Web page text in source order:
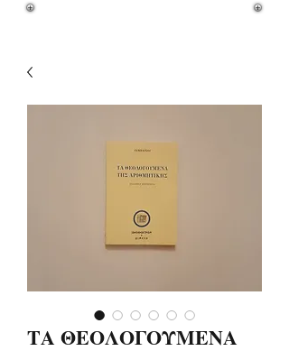
ΤΑ ΘΕΟΛΟΓΟΥΜΕΝΑ